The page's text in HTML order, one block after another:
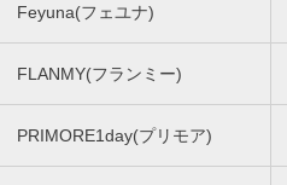
Feyuna(フェユナ)
FLANMY(フランミー)
PRIMORE1day(プリモア)